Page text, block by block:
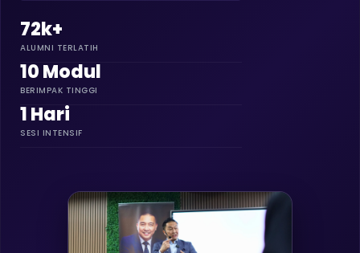
72k+
ALUMNI TERLATIH
10 Modul
BERIMPAK TINGGI
1 Hari
SESI INTENSIF